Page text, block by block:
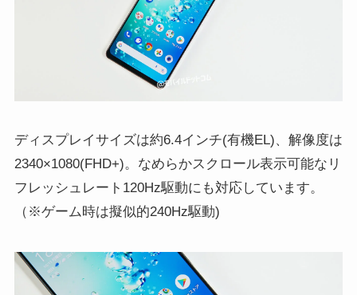
ディスプレイサイズは約6.4インチ(有機EL)、解像度は
2340×1080(FHD+)。なめらかスクロール表示可能なリ
フレッシュレート120Hz駆動にも対応しています。
（※ゲーム時は擬似的240Hz駆動)